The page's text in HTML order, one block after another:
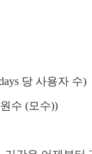
당 사용자 수)
수 (모수))